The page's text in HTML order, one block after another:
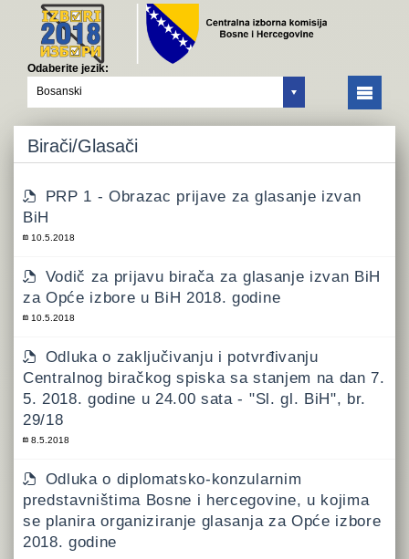
Odaberite jezik:
Bosanski
Birači/Glasači
PRP 1 - Obrazac prijave za glasanje izvan
BiH
10.5.2018
Vodič za prijavu birača za glasanje izvan BiH
za Opće izbore u BiH 2018. godine
10.5.2018
Odluka o zaključivanju i potvrđivanju
Centralnog biračkog spiska sa stanjem na dan 7.
5. 2018. godine u 24.00 sata - "Sl. gl. BiH", br.
29/18
8.5.2018
Odluka o diplomatsko-konzularnim
predstavništima Bosne i hercegovine, u kojima
se planira organiziranje glasanja za Opće izbore
2018. godine